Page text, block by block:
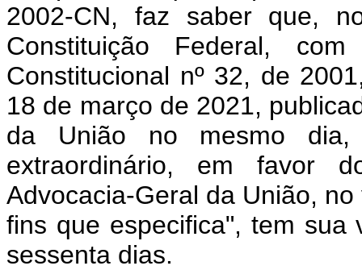
2002-CN, faz saber que,
Constituição Federal,
Constitucional nº 32, de
18 de março de 2021,
da União no mesmo
extraordinário, em favor
Advocacia-Geral da União,
fins que especifica", tem sua
sessenta dias.